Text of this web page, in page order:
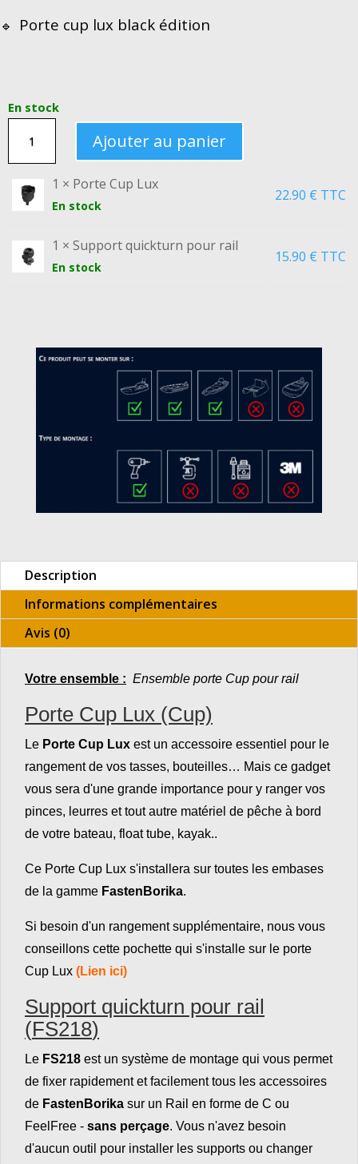
🔹 Porte cup lux black édition
En stock
PORTE
RAIL
Ajouter au panier
1 × Porte Cup Lux
En stock
22.90 € TTC
1 × Support quickturn pour rail
En stock
15.90 € TTC
Description
Informations complémentaires
Avis (0)
Votre ensemble : Ensemble porte Cup pour rail
Porte Cup Lux (Cup)
Le Porte Cup Lux est un accessoire essentiel pour le
rangement de vos tasses, bouteilles… Mais ce gadget
vous sera d'une grande importance pour y ranger vos
pinces, leurres et tout autre matériel de pêche à bord
de votre bateau, float tube, kayak..
Ce Porte Cup Lux s'installera sur toutes les embases
de la gamme FastenBorika.
Si besoin d'un rangement supplémentaire, nous vous
conseillons cette pochette qui s'installe sur le porte
Cup Lux (Lien ici)
Support quickturn pour rail
(FS218)
Le FS218 est un système de montage qui vous permet
de fixer rapidement et facilement tous les accessoires
de FastenBorika sur un Rail en forme de C ou
FeelFree - sans perçage. Vous n'avez besoin
d'aucun outil pour installer les supports ou changer